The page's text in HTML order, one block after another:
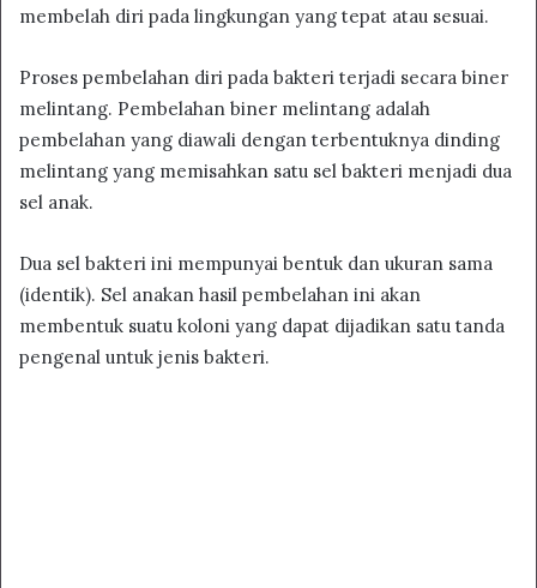
membelah diri pada lingkungan yang tepat atau sesuai.
Proses pembelahan diri pada bakteri terjadi secara biner
melintang. Pembelahan biner melintang adalah
pembelahan yang diawali dengan terbentuknya dinding
melintang yang memisahkan satu sel bakteri menjadi dua
sel anak.
Dua sel bakteri ini mempunyai bentuk dan ukuran sama
(identik). Sel anakan hasil pembelahan ini akan
membentuk suatu koloni yang dapat dijadikan satu tanda
pengenal untuk jenis bakteri.